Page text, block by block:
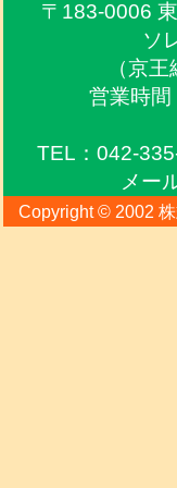
〒183-0006
ソ
（京
営業時
TEL：042-
メー
Copyright © 2002